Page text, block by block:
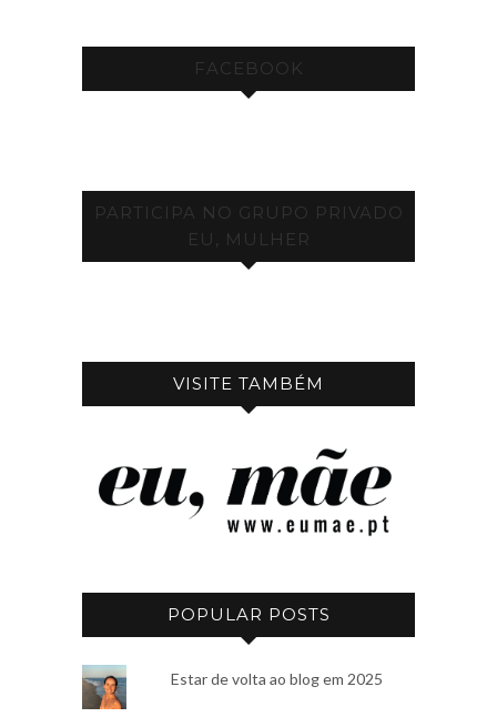
FACEBOOK
PARTICIPA NO GRUPO PRIVADO
EU, MULHER
VISITE TAMBÉM
POPULAR POSTS
Estar de volta ao blog em 2025